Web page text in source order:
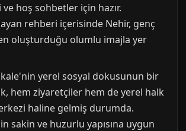
hoş sohbetler için hazır.
rehberi içerisinde Nehir, genç
oluşturduğu olumlu imajla yer
yerel sosyal dokusunun bir
hem ziyaretçiler hem de yerel halk
haline gelmiş durumda.
sakin ve huzurlu yapısına uygun